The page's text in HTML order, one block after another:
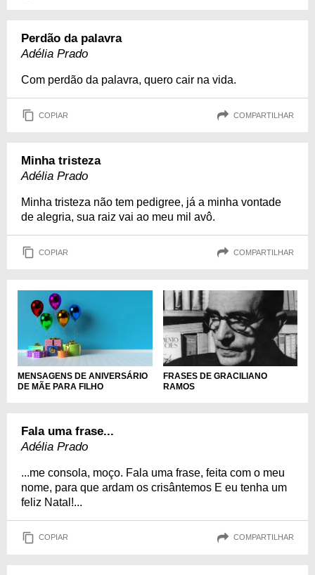
Perdão da palavra
Adélia Prado
Com perdão da palavra, quero cair na vida.
COPIAR COMPARTILHAR
Minha tristeza
Adélia Prado
Minha tristeza não tem pedigree, já a minha vontade
de alegria, sua raiz vai ao meu mil avô.
COPIAR COMPARTILHAR
MENSAGENS DE ANIVERSÁRIO
DE MÃE PARA FILHO
FRASES DE GRACILIANO
RAMOS
Fala uma frase...
Adélia Prado
...me consola, moço. Fala uma frase, feita com o meu
nome, para que ardam os crisântemos E eu tenha um
feliz Natal!...
COPIAR COMPARTILHAR